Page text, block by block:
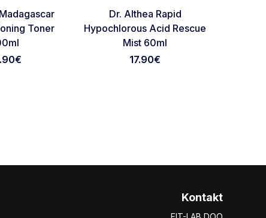
Favorite
Toner
€
Dr. Althea Rapid
Hypochlorous Acid Rescue
Mist 60ml
17.90€
Kontakt